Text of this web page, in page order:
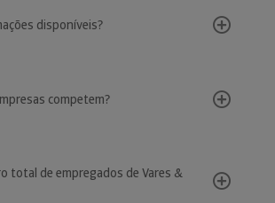
disponíveis?
competem?
total de empregados de Vares &